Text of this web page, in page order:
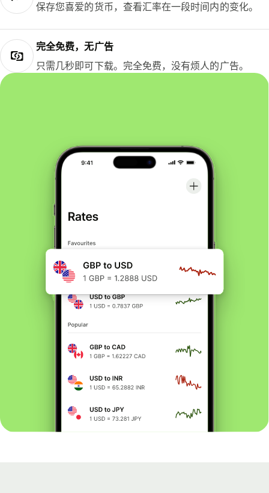
保存您喜爱的货币，查看汇率在一段时间内的变化。
完全免费，无广告
只需几秒即可下载。完全免费，没有烦人的广告。